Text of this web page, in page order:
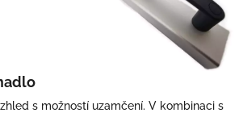
s možností uzamčení. V kombinaci s